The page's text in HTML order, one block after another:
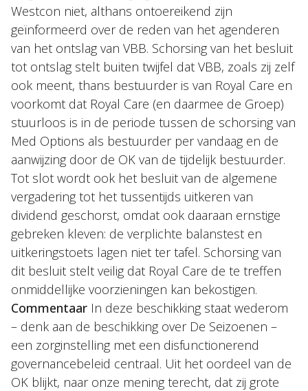
Westcon niet, althans ontoereikend zijn
geïnformeerd over de reden van het agenderen
van het ontslag van VBB. Schorsing van het besluit
tot ontslag stelt buiten twijfel dat VBB, zoals zij zelf
ook meent, thans bestuurder is van Royal Care en
voorkomt dat Royal Care (en daarmee de Groep)
stuurloos is in de periode tussen de schorsing van
Med Options als bestuurder per vandaag en de
aanwijzing door de OK van de tijdelijk bestuurder.
Tot slot wordt ook het besluit van de algemene
vergadering tot het tussentijds uitkeren van
dividend geschorst, omdat ook daaraan ernstige
gebreken kleven: de verplichte balanstest en
uitkeringstoets lagen niet ter tafel. Schorsing van
dit besluit stelt veilig dat Royal Care de te treffen
onmiddellijke voorzieningen kan bekostigen.
Commentaar In deze beschikking staat wederom
– denk aan de beschikking over De Seizoenen –
een zorginstelling met een disfunctionerend
governancebeleid centraal. Uit het oordeel van de
OK blijkt, naar onze mening terecht, dat zij grote